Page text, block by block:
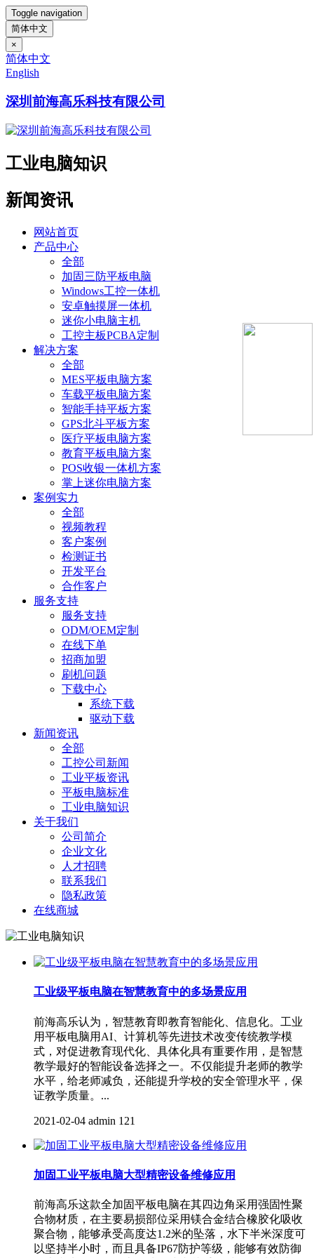
Toggle navigation
简体中文
×
简体中文
English
深圳前海高乐科技有限公司
工业电脑知识
新闻资讯
网站首页
产品中心
全部
加固三防平板电脑
Windows工控一体机
安卓触摸屏一体机
迷你小电脑主机
工控主板PCBA定制
解决方案
全部
MES平板电脑方案
车载平板电脑方案
智能手持平板方案
GPS北斗平板方案
医疗平板电脑方案
教育平板电脑方案
POS收银一体机方案
掌上迷你电脑方案
案例实力
全部
视频教程
客户案例
检测证书
开发平台
合作客户
服务支持
服务支持
ODM/OEM定制
在线下单
招商加盟
刷机问题
下载中心
系统下载
驱动下载
新闻资讯
全部
工控公司新闻
工业平板资讯
平板电脑标准
工业电脑知识
关于我们
公司简介
企业文化
人才招聘
联系我们
隐私政策
在线商城
工业级平板电脑在智慧教育中的多场景应用
前海高乐认为，智慧教育即教育智能化、信息化。工业
用平板电脑用AI、计算机等先进技术改变传统教学模
式，对促进教育现代化、具体化具有重要作用，是智慧
教学最好的智能设备选择之一。不仅能提升老师的教学
水平，给老师减负，还能提升学校的安全管理水平，保
证教学质量。...
2021-02-04 admin 121
加固工业平板电脑大型精密设备维修应用
前海高乐这款全加固平板电脑​在其四边角采用强固性聚
合物材质，在主要易损部位采用镁合金结合橡胶化吸收
聚合物，能够承受高度达1.2米的坠落，水下半米深度可
以坚持半小时，而且具备IP67防护等级，能够有效防御